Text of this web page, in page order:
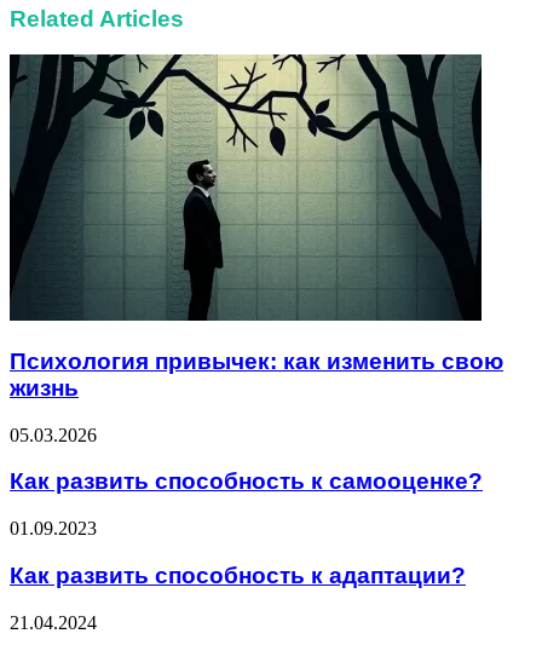
Related Articles
Психология привычек: как изменить свою
жизнь
05.03.2026
Как развить способность к самооценке?
01.09.2023
Как развить способность к адаптации?
21.04.2024